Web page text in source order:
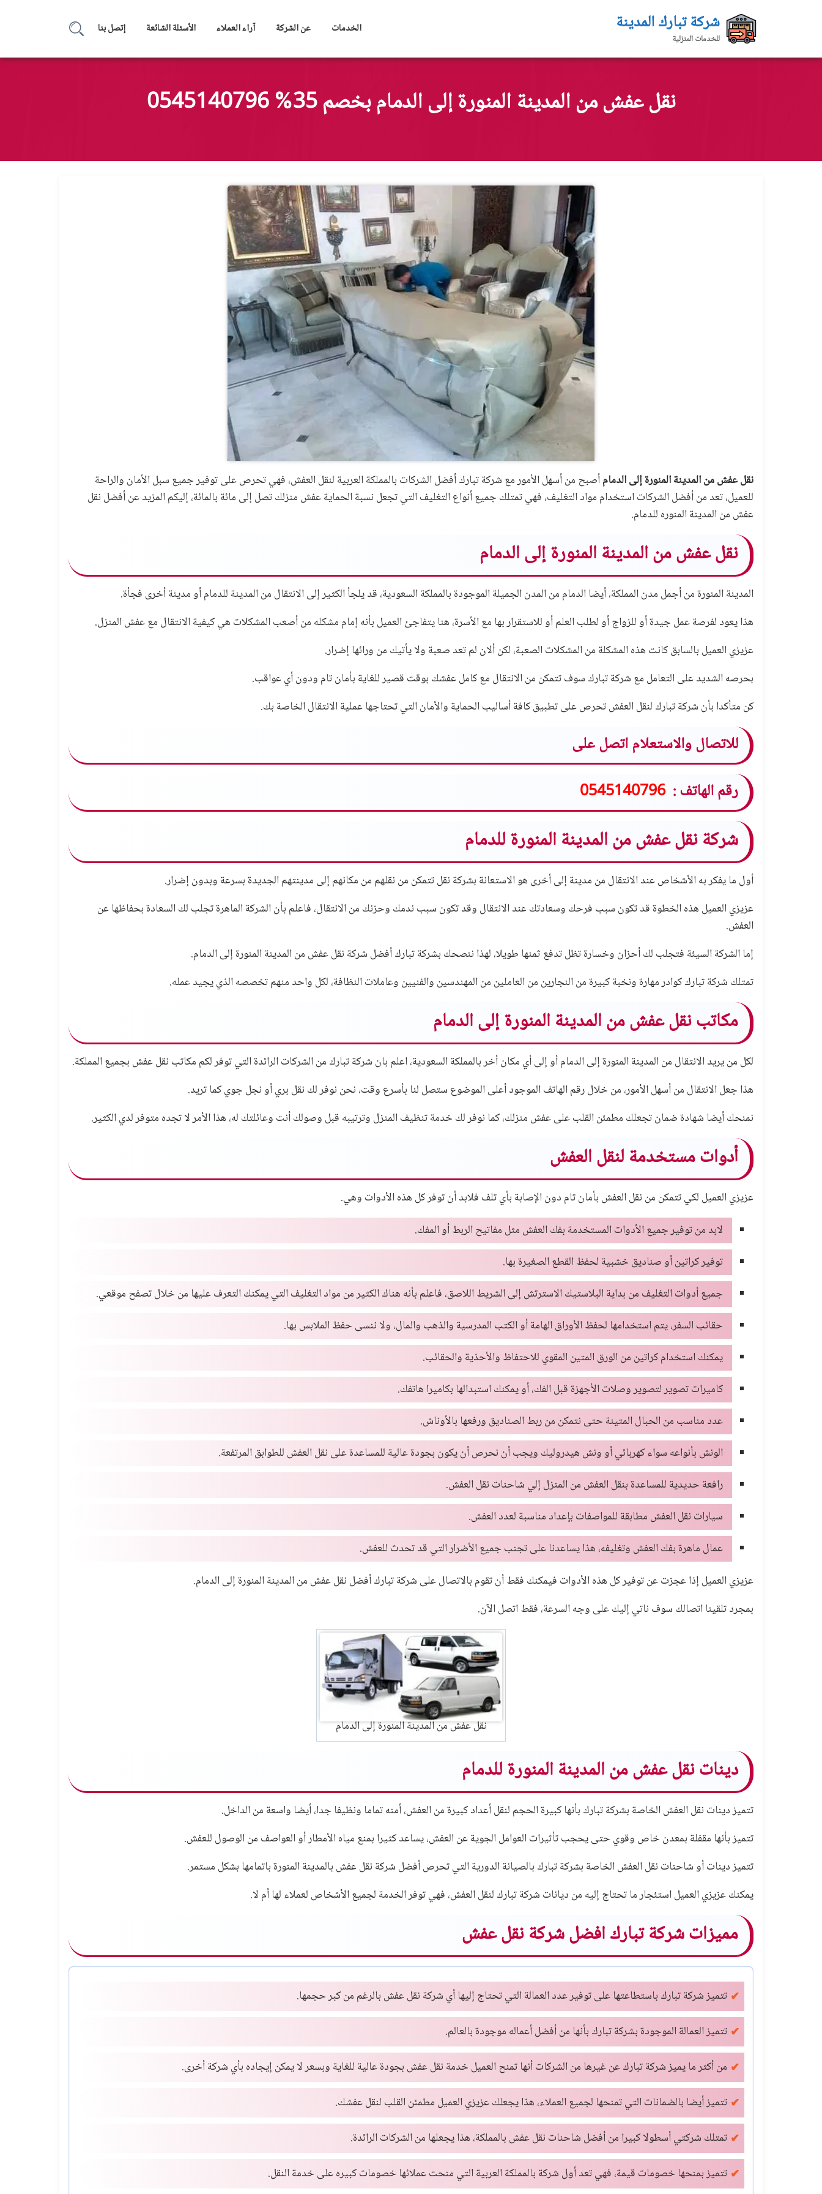
شركة تبارك المدينة
للخدمات المنزلية
الخدمات عن الشركة آراء العملاء الأسئلة الشائعة إتصل بنا
نقل عفش من المدينة المنورة إلى الدمام بخصم 35% 0545140796
نقل عفش من المدينة المنورة إلى الدمامأصبح من أسهل الأمور مع شركة تبارك أفضل الشركات بالمملكة العربية لنقل العفش، فهي تحرص على توفير جميع سبل الأمان والراحة
للعميل، تعد من أفضل الشركات استخدام مواد التغليف، فهي تمتلك جميع أنواع التغليف التي تجعل نسبة الحماية عفش منزلك تصل إلى مائة بالمائة، إليكم المزيد عن أفضل نقل
عفش من المدينة المنوره للدمام.
نقل عفش من المدينة المنورة إلى الدمام
المدينة المنورة من أجمل مدن المملكة، أيضا الدمام من المدن الجميلة الموجودة بالمملكة السعودية، قد يلجأ الكثير إلى الانتقال من المدينة للدمام أو مدينة أخرى فجأة.
هذا يعود لفرصة عمل جيدة أو للزواج أو لطلب العلم أو للاستقرار بها مع الأسرة، هنا يتفاجئ العميل بأنه إمام مشكله من أصعب المشكلات هي كيفية الانتقال مع عفش المنزل.
عزيزي العميل بالسابق كانت هذه المشكلة من المشكلات الصعبة، لكن ألان لم تعد صعبة ولا يأتيك من ورائها إضرار.
بحرصه الشديد على التعامل مع شركة تبارك سوف تتمكن من الانتقال مع كامل عفشك بوقت قصير للغاية بأمان تام ودون أي عواقب.
كن متأكدا بأن شركة تبارك لنقل العفش تحرص على تطبيق كافة أساليب الحماية والأمان التي تحتاجها عملية الانتقال الخاصة بك.
للاتصال والاستعلام اتصل على
رقم الهاتف :0545140796
شركة نقل عفش من المدينة المنورة للدمام
أول ما يفكر به الأشخاص عند الانتقال من مدينة إلى أخرى هو الاستعانة بشركة نقل تتمكن من نقلهم من مكانهم إلى مدينتهم الجديدة بسرعة وبدون إضرار.
عزيزي العميل هذه الخطوة قد تكون سبب فرحك وسعادتك عند الانتقال وقد تكون سبب ندمك وحزنك من الانتقال، فاعلم بأن الشركة الماهرة تجلب لك السعادة بحفاظها عن
العفش.
إما الشركة السيئة فتجلب لك أحزان وخسارة تظل تدفع ثمنها طويلا، لهذا ننصحك بشركة تبارك أفضل شركة نقل عفش من المدينة المنورة إلى الدمام.
تمتلك شركة تبارك كوادر مهارة ونخبة كبيرة من النجارين من العاملين من المهندسين والفنيين وعاملات النظافة، لكل واحد منهم تخصصه الذي يجيد عمله.
مكاتب نقل عفش من المدينة المنورة إلى الدمام
لكل من يريد الانتقال من المدينة المنورة إلى الدمام أو إلى أي مكان أخر بالمملكة السعودية، اعلم بان شركة تبارك من الشركات الرائدة التي توفر لكم مكاتب نقل عفش بجميع المملكة.
هذا جعل الانتقال من أسهل الأمور، من خلال رقم الهاتف الموجود أعلى الموضوع ستصل لنا بأسرع وقت، نحن نوفر لك نقل بري أو نجل جوي كما تريد.
نمنحك أيضا شهادة ضمان تجعلك مطمئن القلب على عفش منزلك، كما نوفر لك خدمة تنظيف المنزل وترتيبه قبل وصولك أنت وعائلتك له، هذا الأمر لا تجده متوفر لدي الكثير.
أدوات مستخدمة لنقل العفش
عزيزي العميل لكي تتمكن من نقل العفش بأمان تام دون الإصابة بأي تلف فلابد أن توفر كل هذه الأدوات وهي.
لابد من توفير جميع الأدوات المستخدمة بفك العفش مثل مفاتيح الربط أو المفك.
توفير كراتين أو صناديق خشبية لحفظ القطع الصغيرة بها.
جميعأدوات التغليف من بداية البلاستيك الاسترتش إلى الشريط اللاصق، فاعلم بأنه هناك الكثير من مواد التغليف التي يمكنك التعرف عليها من خلال تصفح موقعي.
حقائب السفر، يتم استخدامها لحفظ الأوراق الهامة أو الكتب المدرسية والذهب والمال، ولا ننسى حفظ الملابس بها.
يمكنك استخدام كراتين من الورق المتين المقوي للاحتفاظ والأحذية والحقائب.
كاميرات تصوير لتصوير وصلات الأجهزة قبل الفك، أو يمكنك استبدالها بكاميرا هاتفك.
عدد مناسب من الحبال المتينة حتى نتمكن من ربط الصناديق ورفعها بالأوناش.
الونش بأنواعه سواء كهربائي أو ونش هيدروليك ويجب أن نحرص أن يكون بجودة عالية للمساعدة على نقل العفش للطوابق المرتفعة.
رافعة حديدية للمساعدة بنقل العفش من المنزل إلي شاحنات نقل العفش.
سيارات نقل العفش مطابقة للمواصفات بإعداد مناسبة لعدد العفش.
عمال ماهرة بفك العفش وتغليفه، هذا يساعدنا على تجنب جميع الأضرار التي قد تحدث للعفش.
عزيزي العميل إذا عجزت عن توفير كل هذه الأدوات فيمكنك فقط أن تقوم بالاتصال على شركة تبارك أفضل نقل عفش من المدينة المنورة إلى الدمام.
بمجرد تلقينا اتصالك سوف ناتي إليك على وجه السرعة، فقط اتصل الآن.
نقل عفش من المدينة المنورة إلى الدمام
دينات نقل عفش من المدينة المنورة للدمام
تتميز دينات نقل العفش الخاصة بشركة تبارك بأنها كبيرة الحجم لنقل أعداد كبيرة من العفش، أمنه تماما ونظيفا جدا، أيضا واسعة من الداخل.
تتميز بأنها مقفلة بمعدن خاص وقوي حتى يحجب تأثيرات العوامل الجوية عن العفش، يساعد كثيرا بمنع مياه الأمطار أو العواصف من الوصول للعفش.
تتميز دينات أو شاحنات نقل العفش الخاصة بشركة تبارك بالصيانة الدورية التي تحرص أفضل شركة نقل عفش بالمدينة المنورة باتمامها بشكل مستمر.
يمكنك عزيزي العميل استئجار ما تحتاج إليه من ديانات شركة تبارك لنقل العفش، فهي توفر الخدمة لجميع الأشخاص لعملاء لها أم لا.
مميزات شركة تبارك افضل شركة نقل عفش
تتميز شركة تبارك باستطاعتها على توفير عدد العمالة التي تحتاج إليها أي شركة نقل عفش بالرغم من كبر حجمها.
تتميز العمالة الموجودة بشركة تبارك بأنها من أفضل أعماله موجودة بالعالم.
من أكثر ما يميز شركة تبارك عن غيرها من الشركات أنها تمنح العميل خدمة نقل عفش بجودة عالية للغاية وبسعر لا يمكن إيجاده بأي شركة أخرى.
تتميز أيضا بالضمانات التي تمنحها لجميع العملاء، هذا يجعلك عزيزي العميل مطمئن القلب لنقل عفشك.
تمتلك شركتي أسطولا كبيرا من أفضل شاحنات نقل عفش بالمملكة، هذا يجعلها من الشركات الرائدة.
تتميز بمنحها خصومات قيمة، فهي تعد أول شركة بالمملكة العربية التي منحت عملائها خصومات كبيره على خدمة النقل.